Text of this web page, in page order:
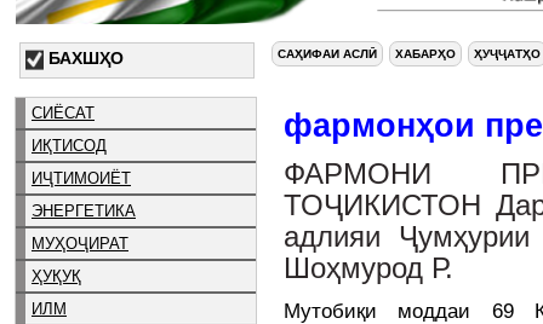
БАХШҲО
СИЁСАТ
ИҚТИСОД
ИҶТИМОИЁТ
ЭНЕРГЕТИКА
МУҲОҶИРАТ
ҲУҚУҚ
ИЛМ
САҲИФАИ АСЛӢ ХАБАРҲО ҲУҶҶАТҲО
фармонҳои
ФАРМОНИ
ТОҶИКИСТОН Дар
адлияи Ҷумҳурии
Шоҳмурод Р.
Мутобиқи моддаи 69